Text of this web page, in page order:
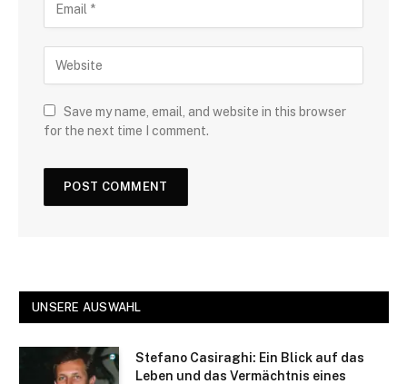
Save my name, email, and website in this browser
for the next time I comment.
UNSERE AUSWAHL
Stefano Casiraghi: Ein Blick auf das
Leben und das Vermächtnis eines